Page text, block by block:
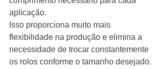
aplicação.
Isso proporciona muito mais
flexibilidade na produção e elimina a
necessidade de trocar constantemente
os rolos conforme o tamanho desejado.